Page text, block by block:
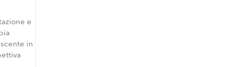
e
in